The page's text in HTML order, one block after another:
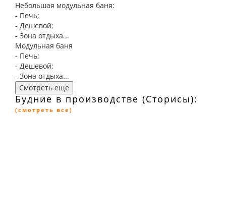
Небольшая модульная баня:
- Печь;
- Дешевой;
- Зона отдыха...
Модульная баня
- Печь;
- Дешевой;
- Зона отдыха...
Смотреть еще
Будние в производстве (Сторисы):
(смотреть все)